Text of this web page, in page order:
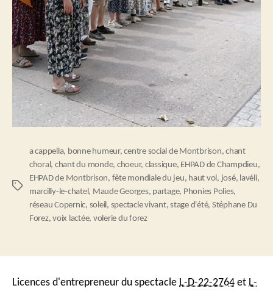
Étiquettes
a cappella, bonne humeur,centre social de Montbrison,chant
choral, chant du monde, choeur, classique, EHPAD de Champdieu,
EHPAD de Montbrison, fête mondiale du jeu, haut vol, josé, lavéli,
marcilly-le-chatel, Maude Georges, partage, Phonies Polies,
réseau Copernic, soleil, spectacle vivant,stage d'été, Stéphane Du
Forez,voix lactée, volerie du forez
Licences d'entrepreneur du spectacle L-D-22-2764 et L-